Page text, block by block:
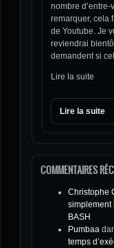
nombre d’entre-
remarquer, cela
de Youtube. Je
reviendrai
demandent si
Lire la suite
Lire la suite
COMMENTAIRES
Christophe
simplement
BASH
Pumbaa
temps